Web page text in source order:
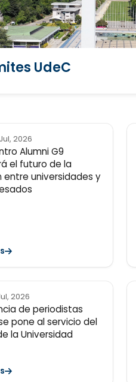
UdeC
2026
Alumni G9
el futuro de la
entre universidades y
2026
de periodistas
pone al servicio del
la Universidad